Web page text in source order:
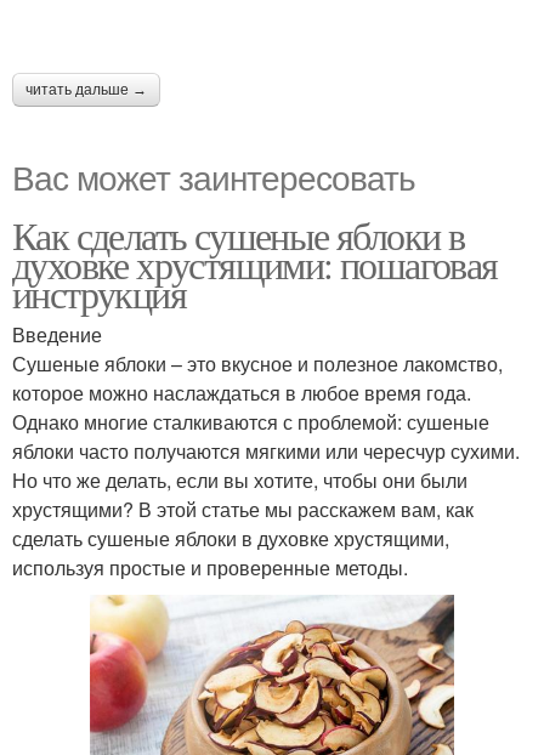
читать дальше →
Вас может заинтересовать
Как сделать сушеные яблоки в
духовке хрустящими: пошаговая
инструкция
Введение
Сушеные яблоки – это вкусное и полезное лакомство,
которое можно наслаждаться в любое время года.
Однако многие сталкиваются с проблемой: сушеные
яблоки часто получаются мягкими или чересчур сухими.
Но что же делать, если вы хотите, чтобы они были
хрустящими? В этой статье мы расскажем вам, как
сделать сушеные яблоки в духовке хрустящими,
используя простые и проверенные методы.